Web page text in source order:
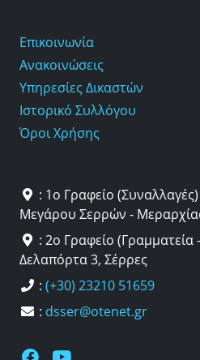
Επικοινωνία
Ανακοινώσεις
Υπηρεσίες Δικαστών
Ιστορικό Συλλόγου
Όροι Χρήσης
: 1ο Γραφείο
Μεγάρου Σερρών -
: 2ο Γραφείο (Γραμματεία
Δελαπόρτα 3, Σέρρες
: (+30) 23210 51659
: dsser@otenet.gr